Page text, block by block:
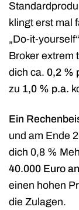
klingt erst mal
„Do-it-
Broker extrem
dich ca. 0,2 %
zu 1,0 % p.a.
Ein
und am Ende
dich 0,8 %
40.000 Euro
einen hohen
die Zulagen.